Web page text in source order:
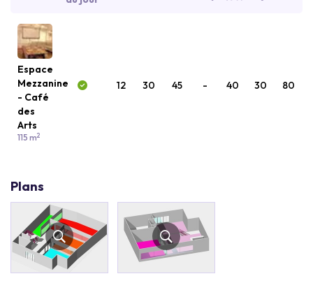
Espace
Mezzanine
- Café
des
Arts
115 m2
12 30 45 - 40 30 80
Plans